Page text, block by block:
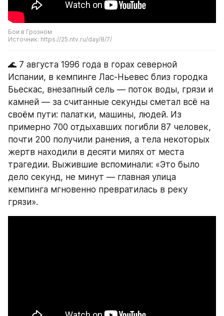
Бои в Грозном
Источник: https://25.ntv.ru/day/8/7/
🌊 7 августа 1996 года в горах северной
Испании, в кемпинге Лас-Ньевес близ городка
Бьескас, внезапный сель — поток воды, грязи и
камней — за считанные секунды сметал всё на
своём пути: палатки, машины, людей. Из
примерно 700 отдыхавших погибли 87 человек,
почти 200 получили ранения, а тела некоторых
жертв находили в десяти милях от места
трагедии. Выжившие вспоминали: «Это было
дело секунд, не минут — главная улица
кемпинга мгновенно превратилась в реку
грязи».